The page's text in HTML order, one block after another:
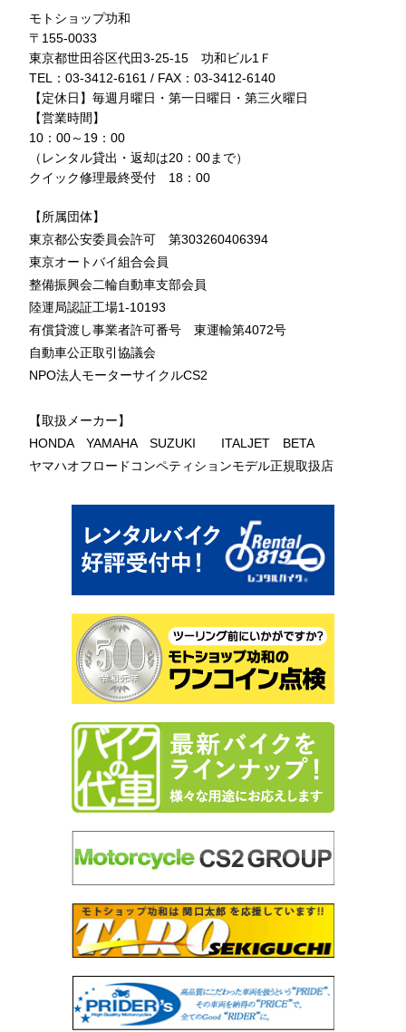
モトショップ功和
〒155-0033
東京都世田谷区代田3-25-15 功和ビル1Ｆ
TEL：03-3412-6161 / FAX：03-3412-6140
【定休日】毎週月曜日・第一日曜日・第三火曜日
【営業時間】
10：00～19：00
（レンタル貸出・返却は20：00まで）
クイック修理最終受付 18：00
【所属団体】
東京都公安委員会許可 第303260406394
東京オートバイ組合会員
整備振興会二輪自動車支部会員
陸運局認証工場1-10193
有償貸渡し事業者許可番号 東運輸第4072号
自動車公正取引協議会
NPO法人モーターサイクルCS2
【取扱メーカー】
HONDA YAMAHA SUZUKI ITALJET BETA
ヤマハオフロードコンペティションモデル正規取扱店